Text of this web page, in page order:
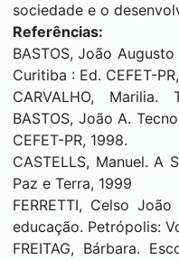
sociedade e o
Referências:
BASTOS, João
Curitiba : Ed. CEFET-
CARVALHO,
BASTOS, João A.
CEFET-PR, 1998.
CASTELLS, Manuel. A
Paz e Terra, 1999
FERRETTI, Celso
educação. Petrópolis:
FREITAG, Bárbara.